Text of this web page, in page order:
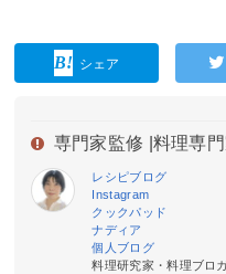
シェア
専門家監修 | 料理専
レシピブログ
Instagram
クックパッド
ナディア
個人ブログ
料理研究家・料理ブロ